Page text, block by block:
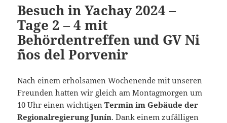
Besuch in Yachay 2024 –
Tage 2 – 4 mit
Behördentreffen und GV Ni
´ños del Porvenir
Nach einem erholsamen Wochenende mit unseren
Freunden hatten wir gleich am Montagmorgen um
10 Uhr einen wichtigen Termin im Gebäude der
Regionalregierung Junín. Dank einem zufälligen